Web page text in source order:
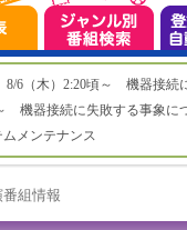
8/6（木）2:20頃～ 機器接続
機器接続に失敗する事象に
ムメンテナンス
組情報